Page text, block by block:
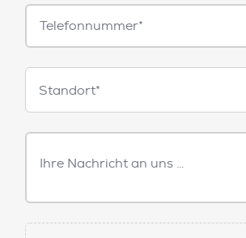
Telefonnummer
Standorte
Standort*
Freitext
Nachricht